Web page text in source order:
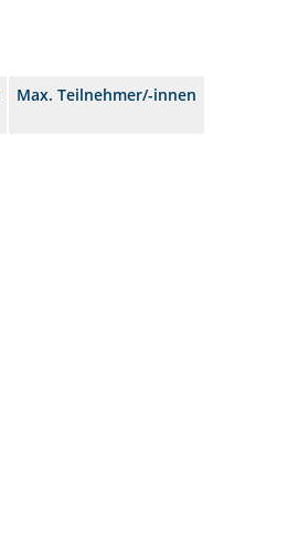
Max. Teilnehmer/-innen